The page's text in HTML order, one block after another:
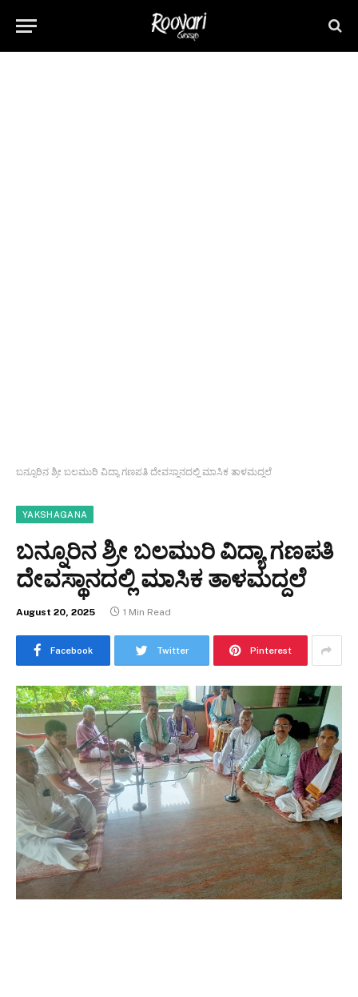
ಬನ್ನೂರಿನ ಶ್ರೀ ಬಲಮುರಿ ವಿದ್ಯಾ ಗಣಪತಿ ದೇವಸ್ಥಾನದಲ್ಲಿ ಮಾಸಿಕ ತಾಳಮದ್ದಲೆ
YAKSHAGANA
ಬನ್ನೂರಿನ ಶ್ರೀ ಬಲಮುರಿ ವಿದ್ಯಾ ಗಣಪತಿ
ದೇವಸ್ಥಾನದಲ್ಲಿ ಮಾಸಿಕ ತಾಳಮದ್ದಲೆ
August 20, 2025 1 Min Read
Facebook Twitter Pinterest